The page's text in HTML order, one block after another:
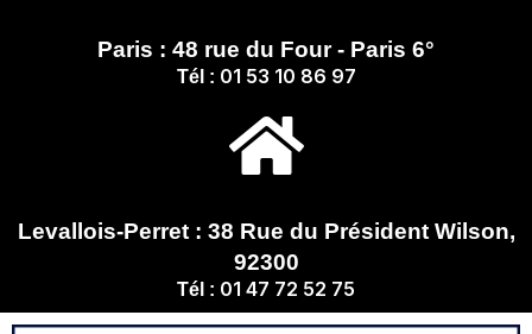
Paris : 48 rue du Four - Paris 6°
Tél : 01 53 10 86 97
Levallois-Perret : 38 Rue du Président Wilson,
92300
Tél : 01 47 72 52 75